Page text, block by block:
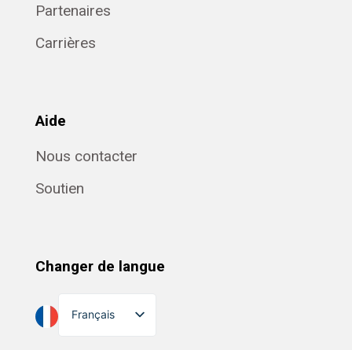
Partenaires
Carrières
Aide
Nous contacter
Soutien
Changer de langue
Français
English